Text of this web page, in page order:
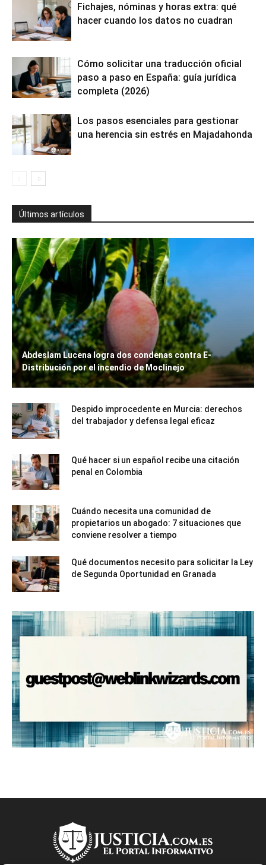
Fichajes, nóminas y horas extra: qué
hacer cuando los datos no cuadran
Cómo solicitar una traducción oficial
paso a paso en España: guía jurídica
completa (2026)
Los pasos esenciales para gestionar
una herencia sin estrés en Majadahonda
Últimos artículos
Abdeslam Lucena logra dos condenas contra E-
Distribución por el incendio de Moclinejo
Despido improcedente en Murcia: derechos
del trabajador y defensa legal eficaz
Qué hacer si un español recibe una citación
penal en Colombia
Cuándo necesita una comunidad de
propietarios un abogado: 7 situaciones que
conviene resolver a tiempo
Qué documentos necesito para solicitar la Ley
de Segunda Oportunidad en Granada